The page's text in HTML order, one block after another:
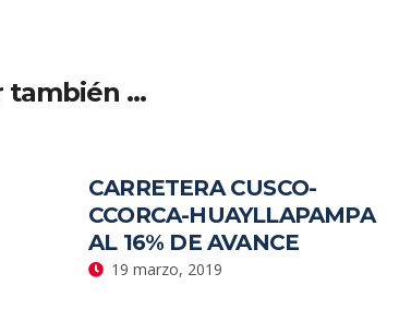
también …
CARRETERA CUSCO-
CCORCA-HUAYLLAPAMPA
AL 16% DE AVANCE
19 marzo, 2019